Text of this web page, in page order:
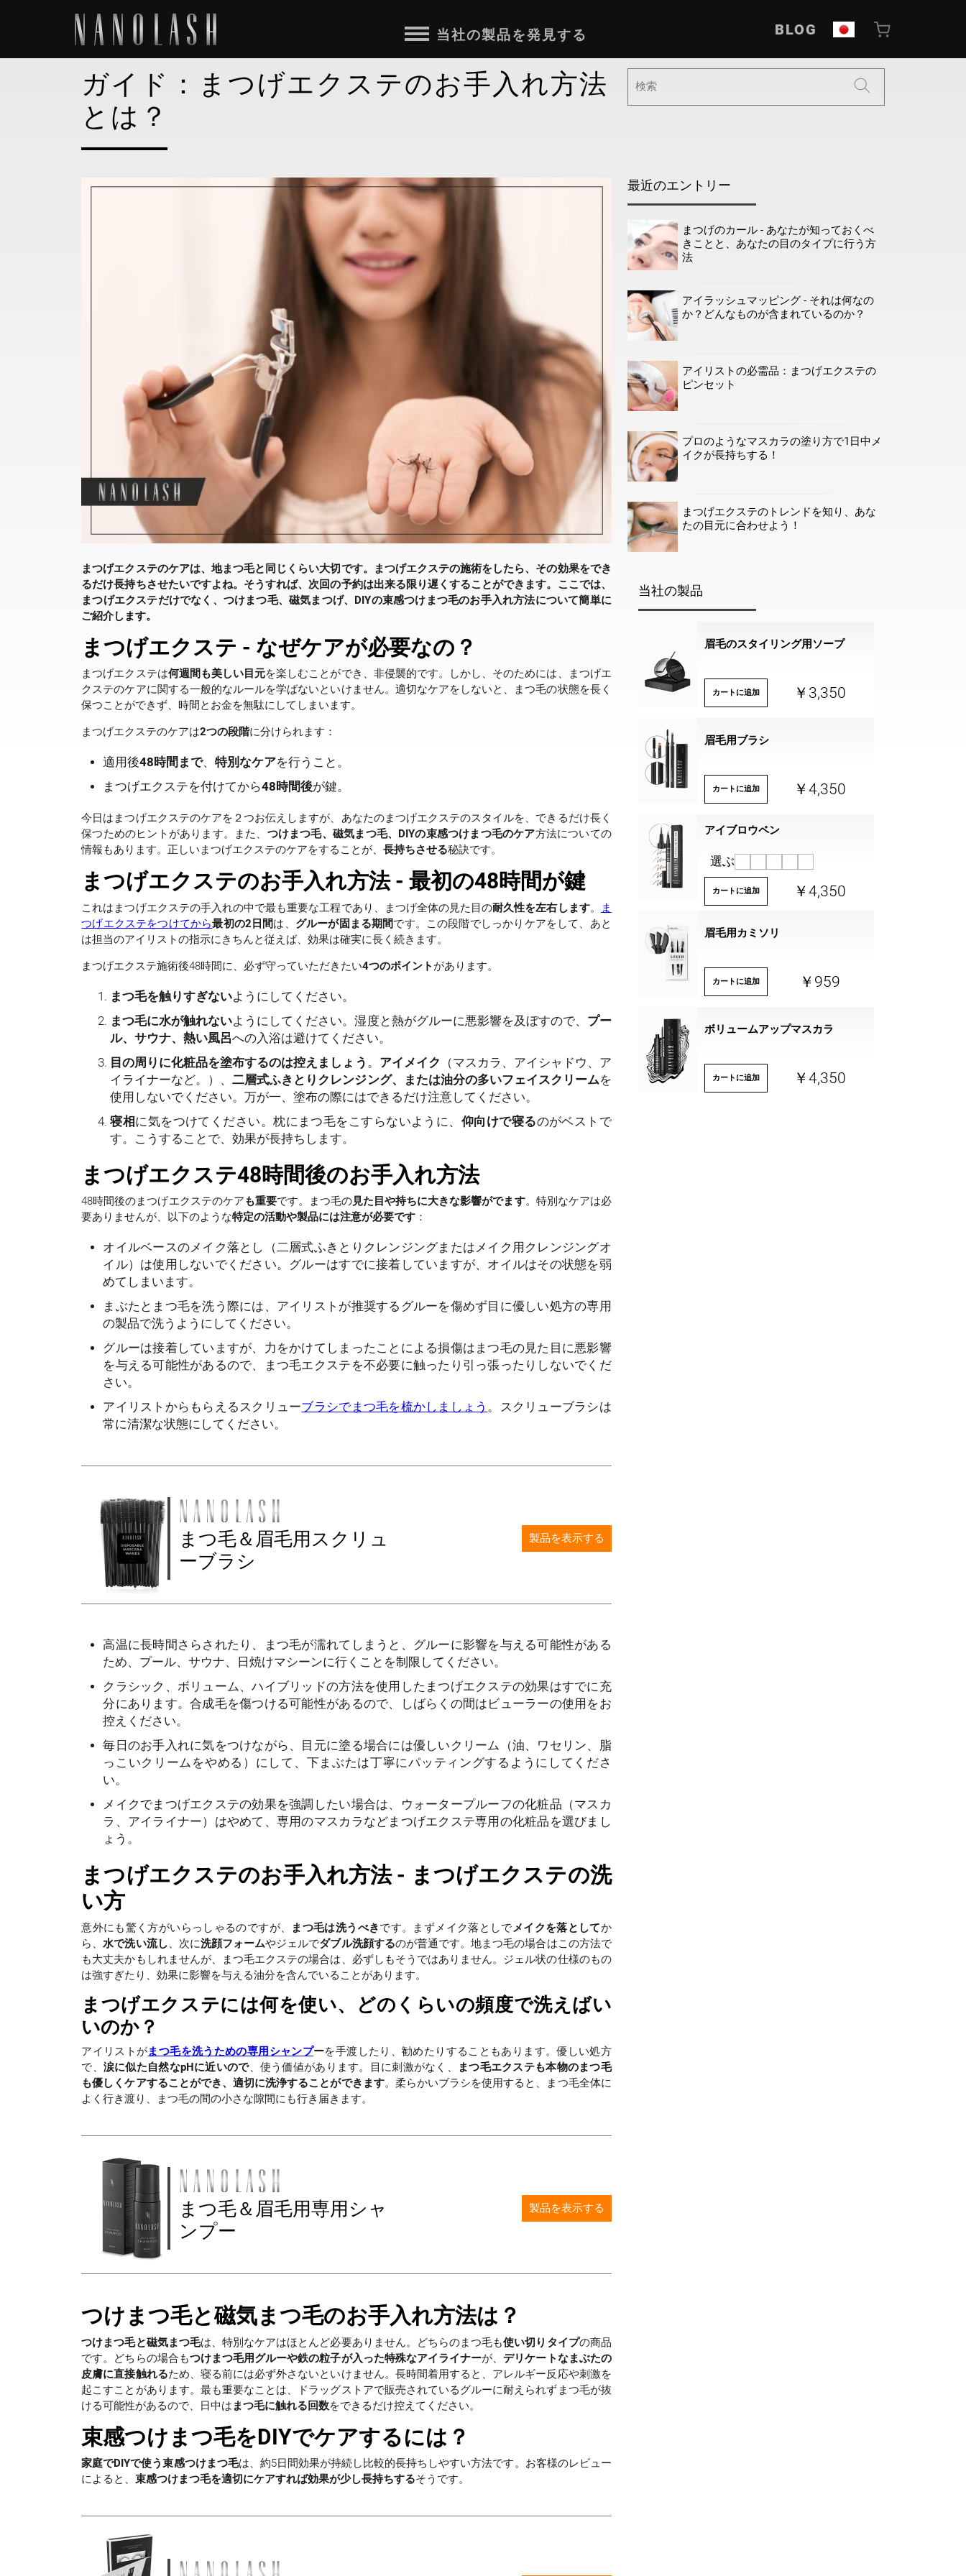
当社の製品を発見する BLOG
ガイド：まつげエクステのお手入れ方法
とは？
まつげエクステのケアは、地まつ毛と同じくらい大切です。まつげエクステの施術をしたら、その効果をでき
るだけ長持ちさせたいですよね。そうすれば、次回の予約は出来る限り遅くすることができます。ここでは、
まつげエクステだけでなく、つけまつ毛、磁気まつげ、DIYの束感つけまつ毛のお手入れ方法について簡単に
ご紹介します。
まつげエクステ - なぜケアが必要なの？
まつげエクステは何週間も美しい目元を楽しむことができ、非侵襲的です。しかし、そのためには、まつげエ
クステのケアに関する一般的なルールを学ばないといけません。適切なケアをしないと、まつ毛の状態を長く
保つことができず、時間とお金を無駄にしてしまいます。
まつげエクステのケアは2つの段階に分けられます：
適用後48時間まで、特別なケアを行うこと。
まつげエクステを付けてから48時間後が鍵。
今日はまつげエクステのケアを２つお伝えしますが、あなたのまつげエクステのスタイルを、できるだけ長く
保つためのヒントがあります。また、 つけまつ毛、磁気まつ毛、DIYの束感つけまつ毛のケア方法についての
情報もあります。正しいまつげエクステのケアをすることが、長持ちさせる秘訣です。
まつげエクステのお手入れ方法 - 最初の48時間が鍵
これはまつげエクステの手入れの中で最も重要な工程であり、まつげ全体の見た目の耐久性を左右します。
ま
つげエクステをつけてから最初の2日間は、 グルーが固まる期間です。この段階でしっかりケアをして、あと
は担当のアイリストの指示にきちんと従えば、効果は確実に長く続きます。
まつげエクステ施術後48時間に、必ず守っていただきたい4つのポイント があります。
まつ毛を触りすぎないようにしてください。
まつ毛に水が触れないようにしてください。湿度と熱がグルーに悪影響を及ぼすので、 プー
ル、サウナ、熱い風呂への入浴は避けてください。
目の周りに化粧品を塗布するのは控えましょう 。 アイメイク （マスカラ、アイシャドウ、ア
イライナーなど。）、二層式ふきとりクレンジング、または油分の多いフェイスクリームを
使用しないでください。万が一、塗布の際にはできるだけ注意してください。
寝相に気をつけてください。枕にまつ毛をこすらないように、 仰向けで寝るのがベストで
す。こうすることで、効果が長持ちします。
まつげエクステ48時間後のお手入れ方法
48時間後のまつげエクステのケアも重要です。まつ毛の見た目や持ちに大きな影響がでます。特別なケアは必
要ありませんが、以下のような特定の活動や製品には注意が必要です ：
オイルベースのメイク落とし（二層式ふきとりクレンジングまたはメイク用クレンジングオ
イル）は使用しないでください。グルーはすでに接着していますが、オイルはその状態を弱
めてしまいます。
まぶたとまつ毛を洗う際には、アイリストが推奨するグルーを傷めず目に優しい処方の専用
の製品で洗うようにしてください。
グルーは接着していますが、力をかけてしまったことによる損傷はまつ毛の見た目に悪影響
を与える可能性があるので、まつ毛エクステを不必要に触ったり引っ張ったりしないでくだ
さい。
アイリストからもらえるスクリューブラシでまつ毛を梳かしましょう 。スクリューブラシは
常に清潔な状態にしてください。
まつ毛＆眉毛用スクリュ
ーブラシ
製品を表示する
高温に長時間さらされたり、まつ毛が濡れてしまうと、グルーに影響を与える可能性がある
ため、プール、サウナ、日焼けマシーンに行くことを制限してください。
クラシック、ボリューム、ハイブリッドの方法を使用したまつげエクステの効果はすでに充
分にあります。合成毛を傷つける可能性があるので、しばらくの間はビューラーの使用をお
控えください。
毎日のお手入れに気をつけながら、目元に塗る場合には優しいクリーム（油、ワセリン、脂
っこいクリームをやめる）にして、下まぶたは丁寧にパッティングするようにしてくださ
い。
メイクでまつげエクステの効果を強調したい場合は、ウォータープルーフの化粧品（マスカ
ラ、アイライナー）はやめて、専用のマスカラなどまつげエクステ専用の化粧品を選びまし
ょう。
まつげエクステのお手入れ方法 - まつげエクステの洗
い方
意外にも驚く方がいらっしゃるのですが、 まつ毛は洗うべきです。まずメイク落としでメイクを落としてか
ら、水で洗い流し、次に洗顔フォームやジェルでダブル洗顔するのが普通です。地まつ毛の場合はこの方法で
も大丈夫かもしれませんが、まつ毛エクステの場合は、必ずしもそうではありません。ジェル状の仕様のもの
は強すぎたり、効果に影響を与える油分を含んでいることがあります。
まつげエクステには何を使い、どのくらいの頻度で洗えばい
いのか？
アイリストがまつ毛を洗うための専用シャンプーを手渡したり、勧めたりすることもあります。優しい処方
で、 涙に似た自然なpHに近いので、使う価値があります。目に刺激がなく、
まつ毛エクステも本物のまつ毛
も優しくケアすることができ、適切に洗浄することができます。柔らかいブラシを使用すると、まつ毛全体に
よく行き渡り、まつ毛の間の小さな隙間にも行き届きます。
まつ毛＆眉毛用専用シャ
ンプー
製品を表示する
つけまつ毛と磁気まつ毛のお手入れ方法は？
つけまつ毛と磁気まつ毛は、特別なケアはほとんど必要ありません。どちらのまつ毛も使い切りタイプの商品
です。どちらの場合もつけまつ毛用グルーや鉄の粒子が入った特殊なアイライナーが、デリケートなまぶたの
皮膚に直接触れるため、寝る前には必ず外さないといけません。長時間着用すると、アレルギー反応や刺激を
起こすことがあります。最も重要なことは、ドラッグストアで販売されているグルーに耐えられずまつ毛が抜
ける可能性があるので、日中は まつ毛に触れる回数をできるだけ控えてください。
束感つけまつ毛をDIYでケアするには？
家庭でDIYで使う束感つけまつ毛は、約5日間効果が持続し比較的長持ちしやすい方法です。お客様のレビュー
によると、束感つけまつ毛を適切にケアすれば効果が少し長持ちするそうです。
最近のエントリー
まつげのカール - あなたが知っておくべ
きことと、あなたの目のタイプに行う方
法
アイラッシュマッピング - それは何なの
か？どんなものが含まれているのか？
アイリストの必需品：まつげエクステの
ピンセット
プロのようなマスカラの塗り方で1日中メ
イクが長持ちする！
まつげエクステのトレンドを知り、あな
たの目元に合わせよう！
当社の製品
眉毛のスタイリング用ソープ
カートに追加 ￥3,350
眉毛用ブラシ
カートに追加 ￥4,350
アイブロウペン
選ぶ
カートに追加 ￥4,350
眉毛用カミソリ
カートに追加 ￥959
ボリュームアップマスカラ
カートに追加 ￥4,350